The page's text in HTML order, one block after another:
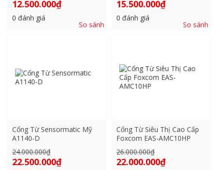
là:
12.500.000₫Giá
0 đánh giá
So sánh
là:
15.500.000₫Giá
0 đánh giá
So sánh
Cổng Từ Sensormatic Mỹ
A1140-D
24.000.000₫
gốc
là:
22.500.000₫Giá
Cổng Từ Siêu Thị Cao Cấp
Foxcom EAS-AMC10HP
26.000.000₫
gốc
là:
22.000.000₫Giá